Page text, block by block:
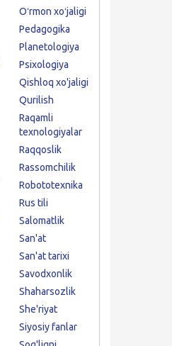
Oʻrmon xoʻjaligi
Pedagogika
Planetologiya
Psixologiya
Qishloq xo'jaligi
Qurilish
Raqamli
texnologiyalar
Raqqoslik
Rassomchilik
Robototexnika
Rus tili
Salomatlik
San'at
San'at tarixi
Savodxonlik
Shaharsozlik
She'riyat
Siyosiy fanlar